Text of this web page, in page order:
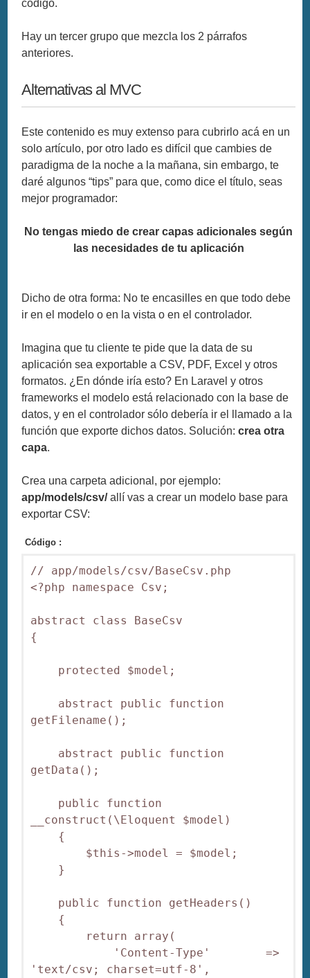
código.
Hay un tercer grupo que mezcla los 2 párrafos
anteriores.
Alternativas al MVC
Este contenido es muy extenso para cubrirlo acá en un
solo artículo, por otro lado es difícil que cambies de
paradigma de la noche a la mañana, sin embargo, te
daré algunos “tips” para que, como dice el título, seas
mejor programador:
No tengas miedo de crear capas adicionales según
las necesidades de tu aplicación
Dicho de otra forma: No te encasilles en que todo debe
ir en el modelo o en la vista o en el controlador.
Imagina que tu cliente te pide que la data de su
aplicación sea exportable a CSV, PDF, Excel y otros
formatos. ¿En dónde iría esto? En Laravel y otros
frameworks el modelo está relacionado con la base de
datos, y en el controlador sólo debería ir el llamado a la
función que exporte dichos datos. Solución:crea otra
capa.
Crea una carpeta adicional, por ejemplo:
app/models/csv/allí vas a crear un modelo base para
exportar CSV:
Código :
// app/models/csv/BaseCsv.php
<?php namespace Csv;
abstract class BaseCsv
{
protected $model;
abstract public function
getFilename();
abstract public function
getData();
public function
__construct(\Eloquent $model)
{
$this->model = $model;
}
public function getHeaders()
{
return array(
'Content-Type'        =>
'text/csv; charset=utf-8',